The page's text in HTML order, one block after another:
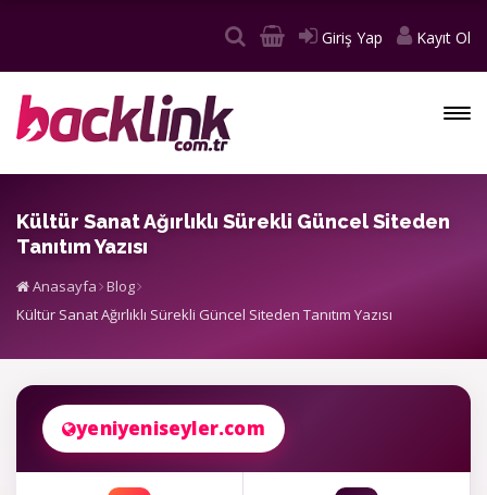
Giriş Yap Kayıt Ol
Kültür Sanat Ağırlıklı Sürekli Güncel Siteden
Tanıtım Yazısı
Anasayfa Blog
Kültür Sanat Ağırlıklı Sürekli Güncel Siteden Tanıtım Yazısı
yeniyeniseyler.com